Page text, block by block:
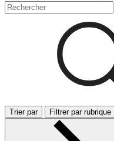
Trier par Filtrer par rubrique